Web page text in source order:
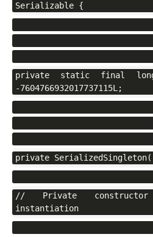
Serializable {
private static final long
-7604766932017737115L;
private
// Private constructor
instantiation